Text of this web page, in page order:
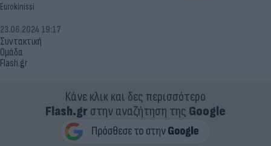
Eurokinissi
Συντακτική
Ομάδα
Flash.gr
23.06.2024 19:17
Κάνε κλικ και δες περισσότερο
Flash.grστην αναζήτηση της Google